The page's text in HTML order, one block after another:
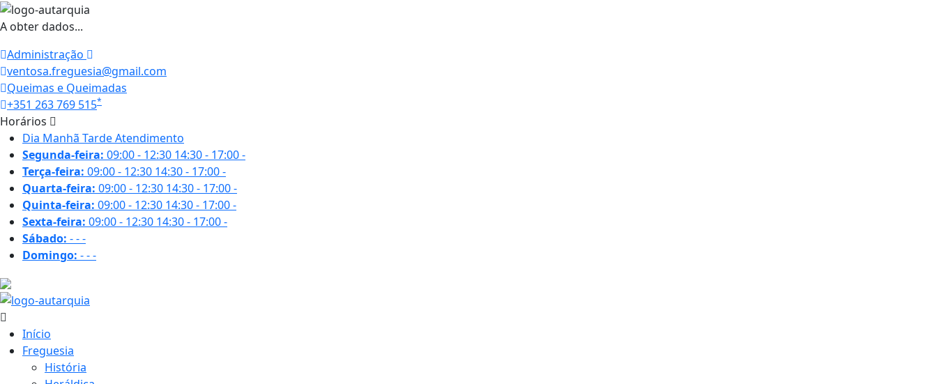
A obter dados...
Administração
ventosa.freguesia@gmail.com
Queimas e Queimadas
+351 263 769 515*
Horários
Dia Manhã TardeAtendimento
Segunda-feira: 09:00 - 12:30 14:30 - 17:00-
Terça-feira: 09:00 - 12:30 14:30 - 17:00-
Quarta-feira: 09:00 - 12:30 14:30 - 17:00-
Quinta-feira: 09:00 - 12:30 14:30 - 17:00-
Sexta-feira: 09:00 - 12:30 14:30 - 17:00-
Sábado: ---
Domingo: ---
Início
Freguesia
História